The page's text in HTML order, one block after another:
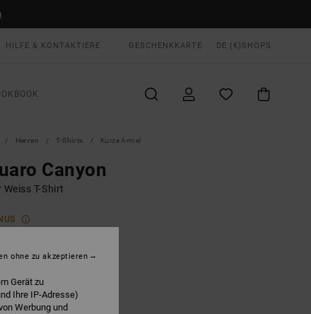
HILFE & KONTAKTIERE GESCHENKKARTE DE (€) SHOPS
Herren T-Shirts Kurze Ärmel
Canyon
Weiss T-Shirt
White
Gerät zu
Ihre IP-Adresse)
Werbung und
ohne zu akzeptieren